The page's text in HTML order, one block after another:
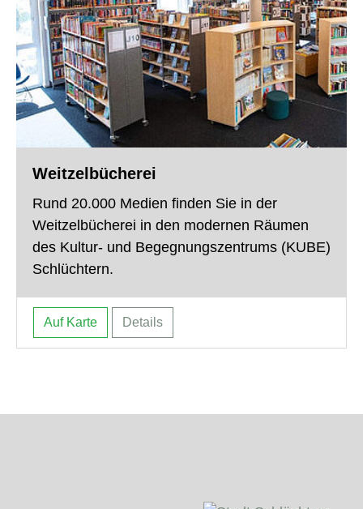
Weitzelbücherei
Rund 20.000 Medien finden Sie in der
Weitzelbücherei in den modernen Räumen
des Kultur- und Begegnungszentrums (KUBE)
Schlüchtern.
Auf Karte Details